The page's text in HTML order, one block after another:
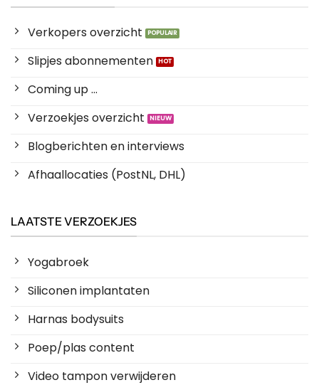
Verkopers overzicht
Slipjes abonnementen
Coming up ...
Verzoekjes overzicht
Blogberichten en interviews
Afhaallocaties (PostNL, DHL)
LAATSTE VERZOEKJES
Yogabroek
Siliconen implantaten
Harnas bodysuits
Poep/plas content
Video tampon verwijderen